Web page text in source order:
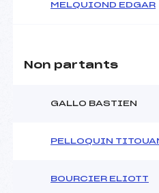
MELQUIOND EDGAR
Non partants
GALLO BASTIEN
PELLOQUIN
BOURCIER ELIOTT